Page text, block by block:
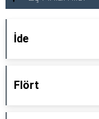
İde
Flört